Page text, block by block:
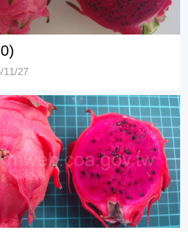
11/27